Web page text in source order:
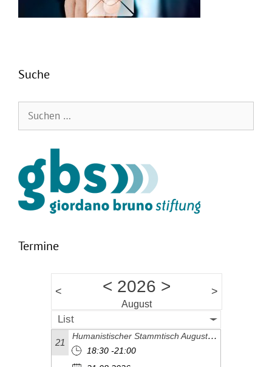
Suche
Suchen
nach:
Termine
< < 2026 >
August
>
List
21
Humanistischer Stammtisch August 2026
18:30 -21:00